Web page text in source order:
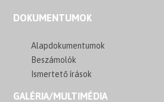
DOKUMENTUMOK
Alapdokumentumok
Beszámolók
Ismertető írások
GALÉRIA/MULTIMÉDIA